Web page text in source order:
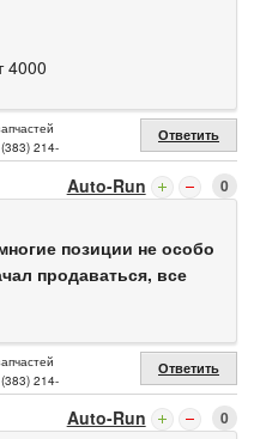
4000
214-
Ответить
Auto-Run 0
позиции не особо
продаваться, все
214-
Ответить
Auto-Run 0